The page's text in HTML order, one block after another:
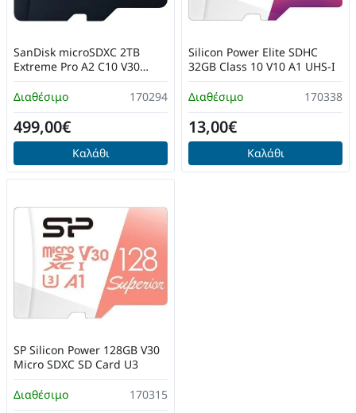
Διαθέσιμο 170294
SanDisk microSDXC 2TB
Extreme Pro A2 C10 V30
UHS-I U3
499,00€
Καλάθι
Διαθέσιμο 170338
Silicon Power Elite SDHC
32GB Class 10 V10 A1 UHS-I
13,00€
Καλάθι
Διαθέσιμο 170315
SP Silicon Power 128GB V30
Micro SDXC SD Card U3